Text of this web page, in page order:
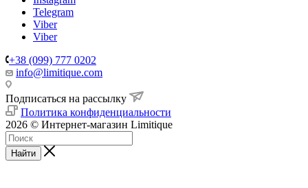
Telegram
Viber
Viber
+38 (099) 777 0202
info@limitique.com
Подписаться на рассылку
Политика конфиденциальности
2026 © Интернет-магазин Limitique
Найти